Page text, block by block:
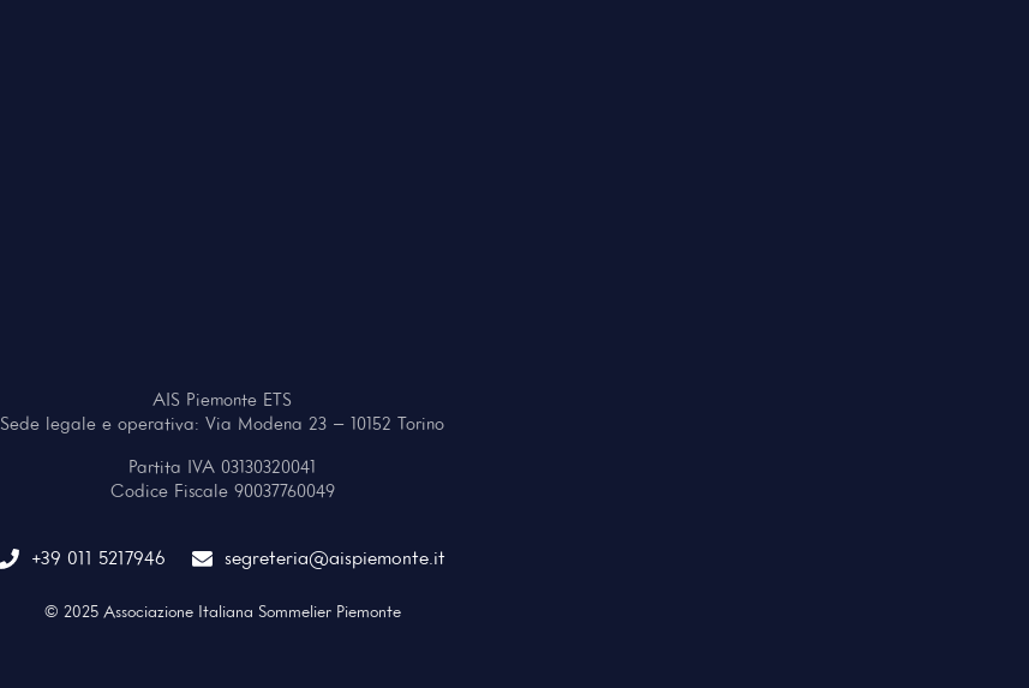
AIS Piemonte ETS
Sede legale e operativa: Via Modena 23 – 10152 Torino
Partita IVA 03130320041
Codice Fiscale 90037760049
+39 011 5217946 segreteria@aispiemonte.it
© 2025 Associazione Italiana Sommelier Piemonte